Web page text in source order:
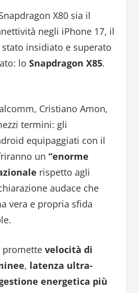
X80 sia il
negli iPhone 17, il
insidiato e superato
lo Snapdragon X85.
Cristiano Amon,
termini: gli
equipaggiati con il
un “enorme
rispetto agli
audace che
vera e propria sfida
promettevelocità di
, latenza ultra-
energetica più